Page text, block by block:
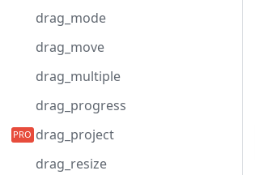
drag_mode
drag_move
drag_multiple
drag_progress
drag_project
drag_resize